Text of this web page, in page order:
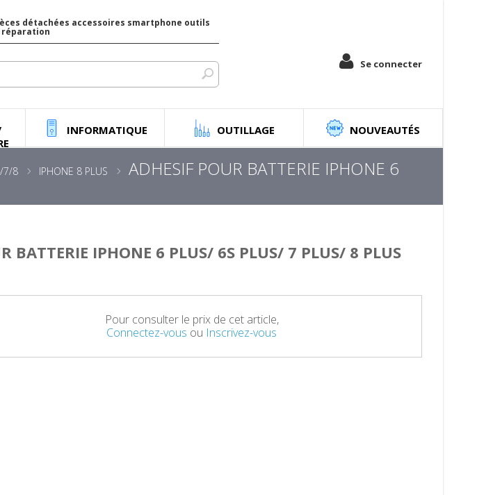
détachées accessoires smartphone outils
réparation
Se connecter
INFORMATIQUE OUTILLAGE NOUVEAUTÉS
7/8 IPHONE 8 PLUS ADHESIF POUR BATTERIE IPHONE 6
BATTERIE IPHONE 6 PLUS/ 6S PLUS/ 7 PLUS/ 8 PLUS
Pour consulter le prix de cet article,
Connectez-vous ou Inscrivez-vous